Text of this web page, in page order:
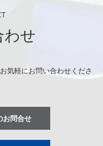
わせ
気軽にお問い合わせくださ
お問合せ